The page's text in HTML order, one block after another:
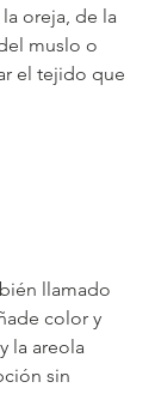
oreja, de la
muslo o
el tejido que
llamado
color y
la areola
sin